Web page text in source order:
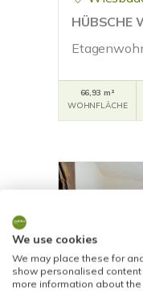
HÜBSCHE
66,93 m²
WOHNFLÄCHE
We use cookies
We may place these for
show personalised
more information about